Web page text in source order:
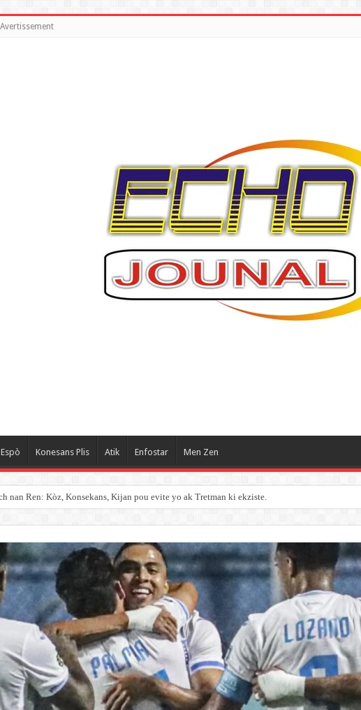
Avertissement
Espò Konesans Plis Atik Enfostar Men Zen
nan Ren: Kòz, Konsekans, Kijan pou evite yo ak Tretman ki ekziste.